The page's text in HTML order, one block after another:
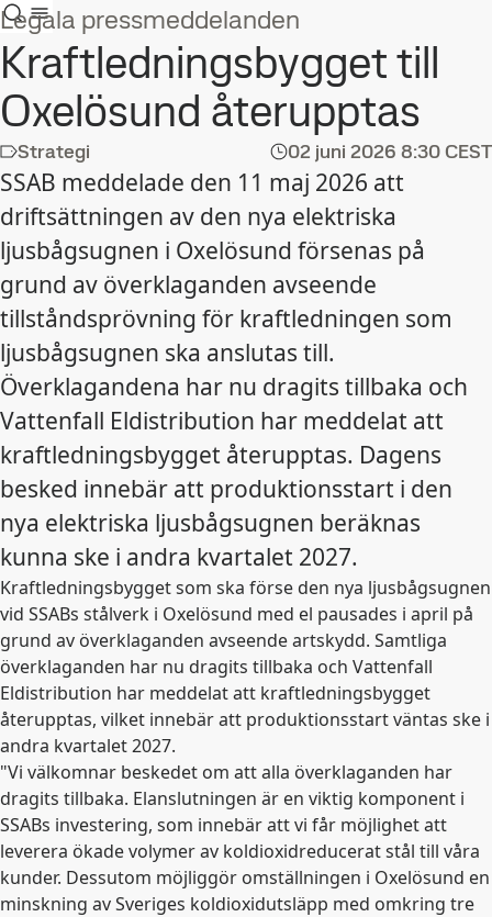
Legala pressmeddelanden
Kraftledningsbygget till
Oxelösund återupptas
Strategi 02 juni 2026 8:30 CEST
SSAB meddelade den 11 maj 2026 att
driftsättningen av den nya elektriska
ljusbågsugnen i Oxelösund försenas på
grund av överklaganden avseende
tillståndsprövning för kraftledningen som
ljusbågsugnen ska anslutas till.
Överklagandena har nu dragits tillbaka och
Vattenfall Eldistribution har meddelat att
kraftledningsbygget återupptas. Dagens
besked innebär att produktionsstart i den
nya elektriska ljusbågsugnen beräknas
kunna ske i andra kvartalet 2027.
Kraftledningsbygget som ska förse den nya ljusbågsugnen
vid SSABs stålverk i Oxelösund med el pausades i april på
grund av överklaganden avseende artskydd. Samtliga
överklaganden har nu dragits tillbaka och Vattenfall
Eldistribution har meddelat att kraftledningsbygget
återupptas, vilket innebär att produktionsstart väntas ske i
andra kvartalet 2027.
"Vi välkomnar beskedet om att alla överklaganden har
dragits tillbaka. Elanslutningen är en viktig komponent i
SSABs investering, som innebär att vi får möjlighet att
leverera ökade volymer av koldioxidreducerat stål till våra
kunder. Dessutom möjliggör omställningen i Oxelösund en
minskning av Sveriges koldioxidutsläpp med omkring tre